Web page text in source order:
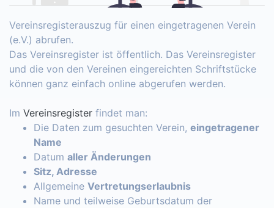
Vereinsregisterauszug für einen eingetragenen Verein
(e.V.) abrufen.
Das Vereinsregister ist öffentlich. Das Vereinsregister
und die von den Vereinen eingereichten Schriftstücke
können ganz einfach online abgerufen werden.
Im Vereinsregister findet man:
Die Daten zum gesuchten Verein, eingetragener
Name
Datum aller Änderungen
Sitz, Adresse
Allgemeine Vertretungserlaubnis
Name und teilweise Geburtsdatum der